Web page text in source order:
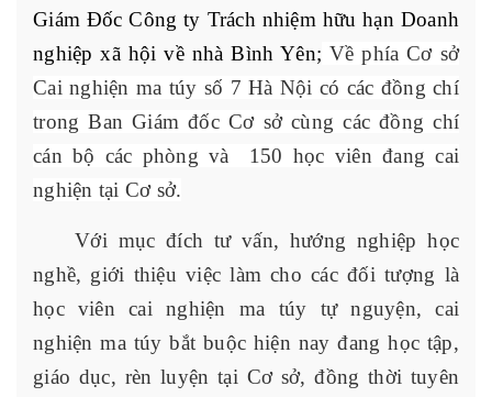
Giám Đốc Công ty Trách nhiệm hữu hạn Doanh
nghiệp xã hội về nhà Bình Yên; Về phía Cơ sở
Cai nghiện ma túy số 7 Hà Nội có các đồng chí
trong Ban Giám đốc Cơ sở cùng các đồng chí
cán bộ các phòng và 150 học viên đang cai
nghiện tại Cơ sở.
Với mục đích tư vấn, hướng nghiệp học
nghề, giới thiệu việc làm cho các đối tượng là
học viên cai nghiện ma túy tự nguyện, cai
nghiện ma túy bắt buộc hiện nay đang học tập,
giáo dục, rèn luyện tại Cơ sở, đồng thời tuyên